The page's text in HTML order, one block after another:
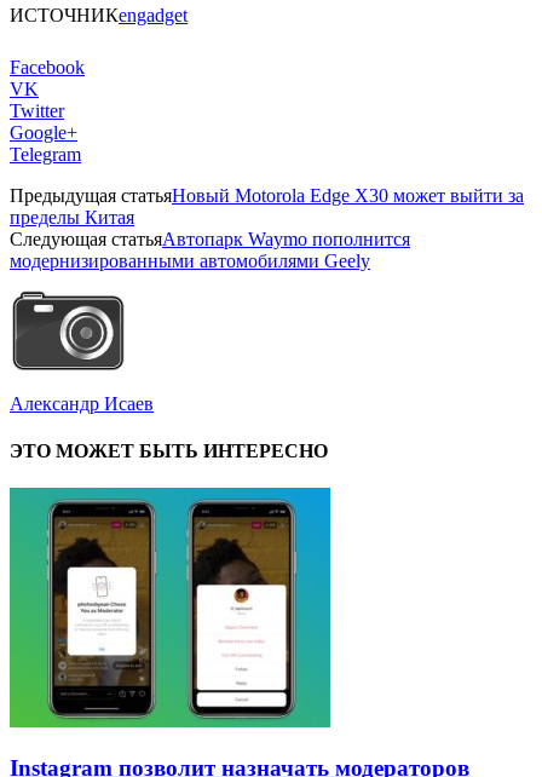
ИСТОЧНИКengadget
Facebook
VK
Twitter
Google+
Telegram
Предыдущая статьяНовый Motorola Edge X30 может выйти за
пределы Китая
Следующая статьяАвтопарк Waymo пополнится
модернизированными автомобилями Geely
Александр Исаев
ЭТО МОЖЕТ БЫТЬ ИНТЕРЕСНО
Instagram позволит назначать модераторов